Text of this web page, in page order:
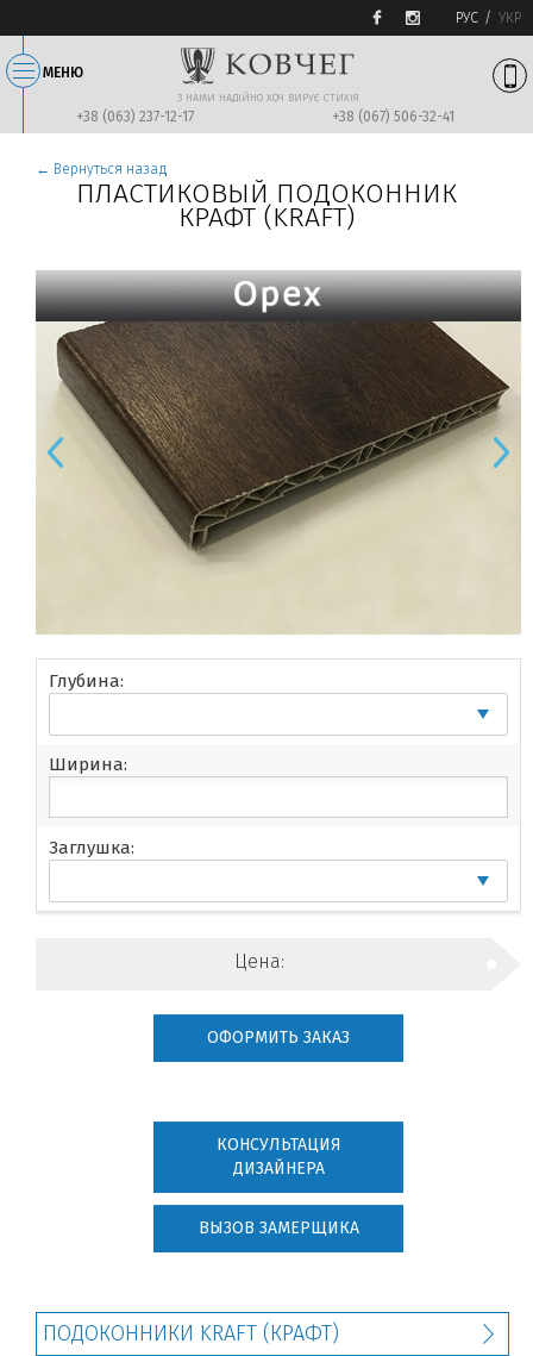
РУС УКР
МЕНЮ
З НАМИ НАДIЙНО ХОЧ ВИРУЄ СТИХIЯ
+38 (063) 237-12-17 +38 (067) 506-32-41
← Вернуться назад
ПЛАСТИКОВЫЙ ПОДОКОННИК
КРАФТ (KRAFT)
Глубина:
Ширина:
Заглушка:
Цена:
ОФОРМИТЬ ЗАКАЗ
КОНСУЛЬТАЦИЯ
ДИЗАЙНЕРА
ВЫЗОВ ЗАМЕРЩИКА
ПОДОКОННИКИ KRAFT (КРАФТ)